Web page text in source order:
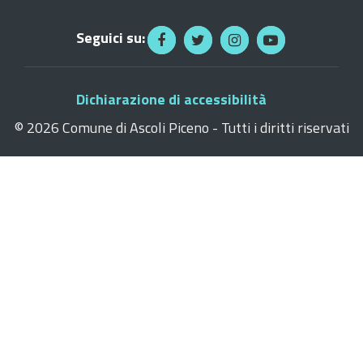
Seguici su:
Dichiarazione di accessibilità
© 2026 Comune di Ascoli Piceno - Tutti i diritti riservati